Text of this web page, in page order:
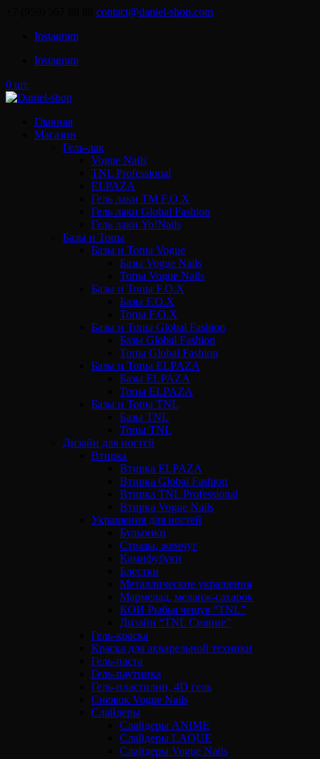
contact@daniel-shop.com
Instagram
Instagram
0 шт.
Главная
Магазин
Гель-лак
Vogue Nails
TNL Professional
ELPAZA
Гель лаки ТМ F.O.X
Гель лаки Global Fashion
Гель лаки Yo!Nails
Базы и Топы
Базы и Топы Vogue
Базы Vogue Nails
Топы Vogue Nails
Базы и Топы F.O.X
Базы F.O.X
Топы F.O.X
Базы и Топы Global Fashion
Базы Global Fashion
Топы Global Fashion
Базы и Топы ELPAZA
Базы ELPAZA
Топы ELPAZA
Базы и Топы TNL
Базы TNL
Топы TNL
Дизайн для ногтей
Втирка
Втирка ELPAZA
Втирка Global Fashion
Втирка TNL Professional
Втирка Vogue Nails
Украшения для ногтей
Бульонки
Стразы, жемчуг
Камифубуки
Блестки
Металлические украшения
Мармелад, меланж-сахарок
КОИ Рыбья чешуя “TNL”
Дизайн “TNL Сияние”
Гель-краска
Краска для акварельной техники
Гель-паста
Гель-паутинка
Гель-пластилин, 4D гель
Снежок Vogue Nails
Слайдеры
Слайдеры ANIME
Слайдеры LAQUE
Слайдеры Vogue Nails